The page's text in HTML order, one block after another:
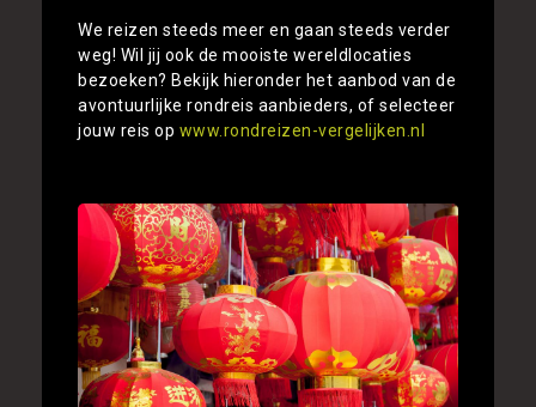
We reizen steeds meer en gaan steeds verder
weg! Wil jij ook de mooiste wereldlocaties
bezoeken? Bekijk hieronder het aanbod van de
avontuurlijke rondreis aanbieders, of selecteer
jouw reis op www.rondreizen-vergelijken.nl